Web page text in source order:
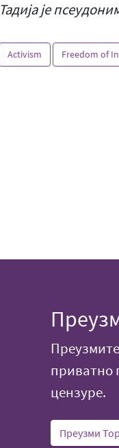
Тадија је
Activism Freedom of
приватно
цензуре.
Преузми